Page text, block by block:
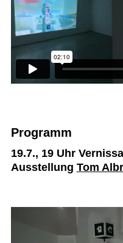
Programm
19.7., 19 Uhr
Ausstellung Tom